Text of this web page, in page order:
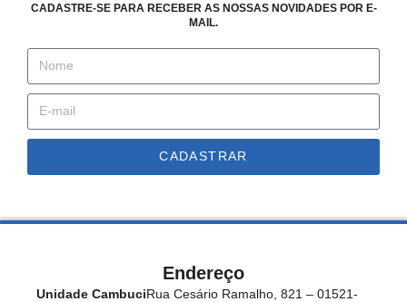
CADASTRE-SE PARA RECEBER AS NOSSAS NOVIDADES POR E-
MAIL.
CADASTRAR
Endereço
Unidade CambuciRua Cesário Ramalho, 821 – 01521-